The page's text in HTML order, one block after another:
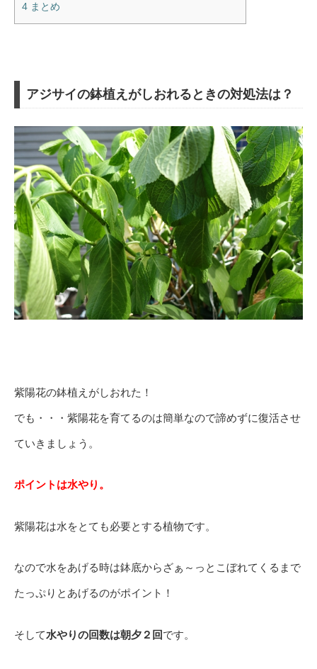
4 まとめ
アジサイの鉢植えがしおれるときの対処法は？
紫陽花の鉢植えがしおれた！
でも・・・紫陽花を育てるのは簡単なので諦めずに復活させ
ていきましょう。
ポイントは水やり。
紫陽花は水をとても必要とする植物です。
なので水をあげる時は鉢底からざぁ～っとこぼれてくるまで
たっぷりとあげるのがポイント！
そして水やりの回数は朝夕２回です。